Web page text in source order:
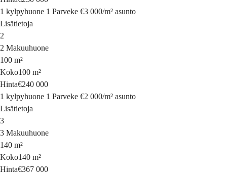
1 kylpyhuone 1 Parveke €3 000/m² asunto
Lisätietoja
2
2 Makuuhuone
100 m²
Koko100 m²
Hinta€240 000
1 kylpyhuone 1 Parveke €2 000/m² asunto
Lisätietoja
3
3 Makuuhuone
140 m²
Koko140 m²
Hinta€367 000